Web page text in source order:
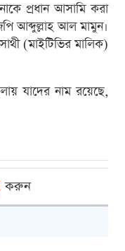
প্রধান আসামি করা
আব্দুল্লাহ আল মামুন।
(মাইটিভির মালিক)
যাদের নাম রয়েছে,
করুন